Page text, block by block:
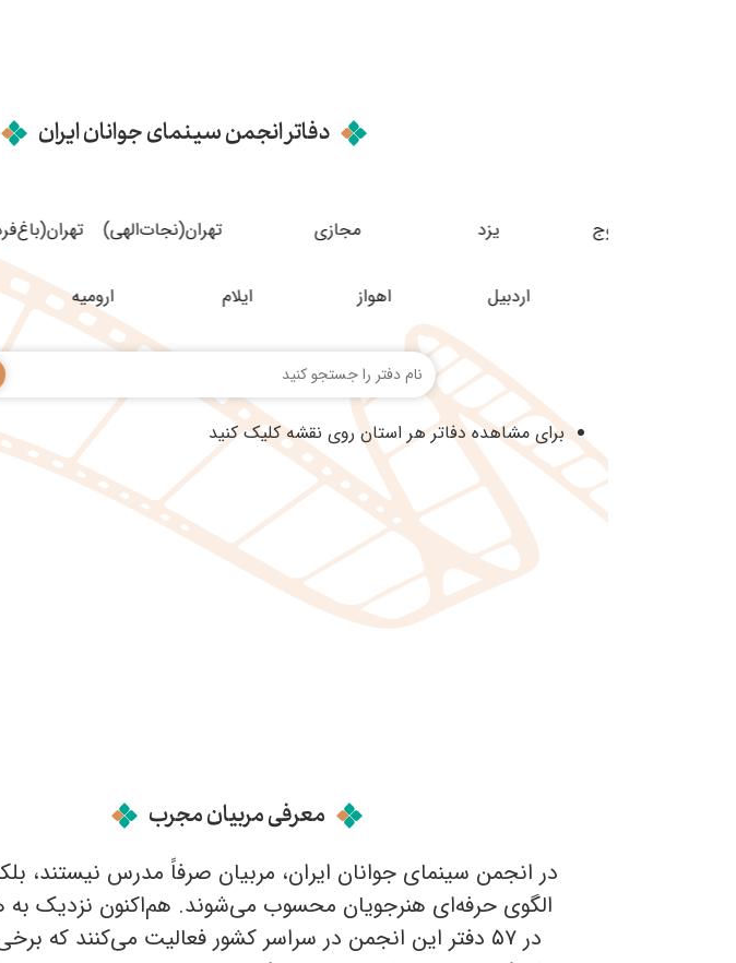
دفاتر انجمن سینمای جوانان ایران
تهران(نجات‌الهی)
برای مشاهده دفاتر هر استان روی نقشه کلیک کنید
معرفی مربیان مجرب
در انجمن سینمای جوانان ایران، مربیان صرفاً مدرس نیستند،
الگوی حرفه‌ای هنرجویان محسوب می‌شوند. هم‌اکنون نزدیک به
در ۵۷ دفتر این انجمن در سراسر کشور فعالیت می‌کنند که